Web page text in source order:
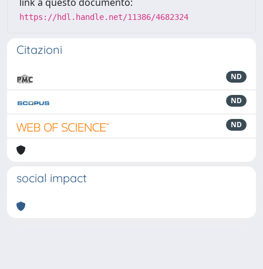
https://hdl.handle.net/11386/4682324
Citazioni
ND
ND
ND
social impact